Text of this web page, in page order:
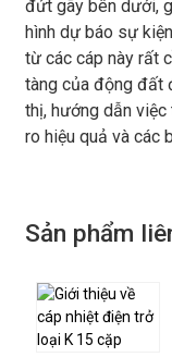
đứt gãy bên dưới,
hình dự báo sự
từ các cáp này rất
tàng của động đất
thị, hướng dẫn
ro hiệu quả và các
Sản phẩm